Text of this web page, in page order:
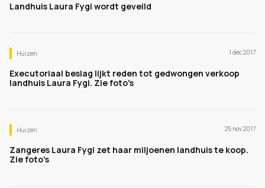
Landhuis Laura Fygi wordt geveild
Huizen 1 dec 2017
Executoriaal beslag lijkt reden tot gedwongen verkoop
landhuis Laura Fygi. Zie foto's
Huizen 25 nov 2017
Zangeres Laura Fygi zet haar miljoenen landhuis te koop.
Zie foto's